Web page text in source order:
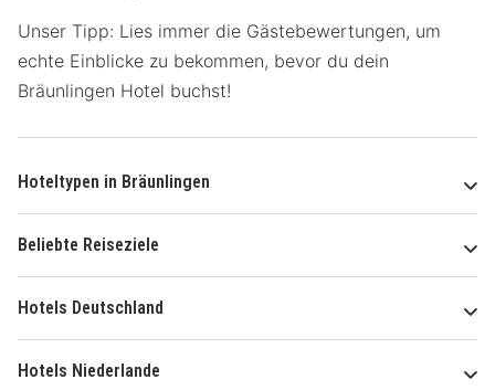
Unser Tipp: Lies immer die Gästebewertungen, um
echte Einblicke zu bekommen, bevor du dein
Bräunlingen Hotel buchst!
Hoteltypen in Bräunlingen
Beliebte Reiseziele
Hotels Deutschland
Hotels Niederlande